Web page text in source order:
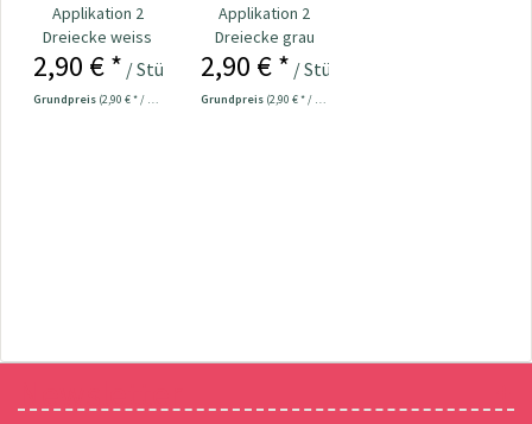
Applikation 2
Dreiecke weiss
2,90 € * / Stück
Grundpreis (2,90 € * / 1 Stück)
Applikation 2
Dreiecke grau
2,90 € * / Stück
Grundpreis (2,90 € * / 1 Stück)